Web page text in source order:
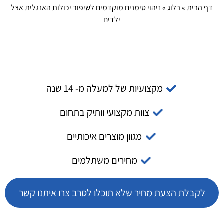
דף הבית»בלוג»זיהוי סימנים מוקדמים לשיפור יכולות האנגלית אצל
ילדים
מקצועיות של למעלה מ- 14 שנה
צוות מקצועי וותיק בתחום
מגוון מוצרים איכותיים
מחירים משתלמים
לקבלת הצעת מחיר שלא תוכלו לסרב צרו איתנו קשר